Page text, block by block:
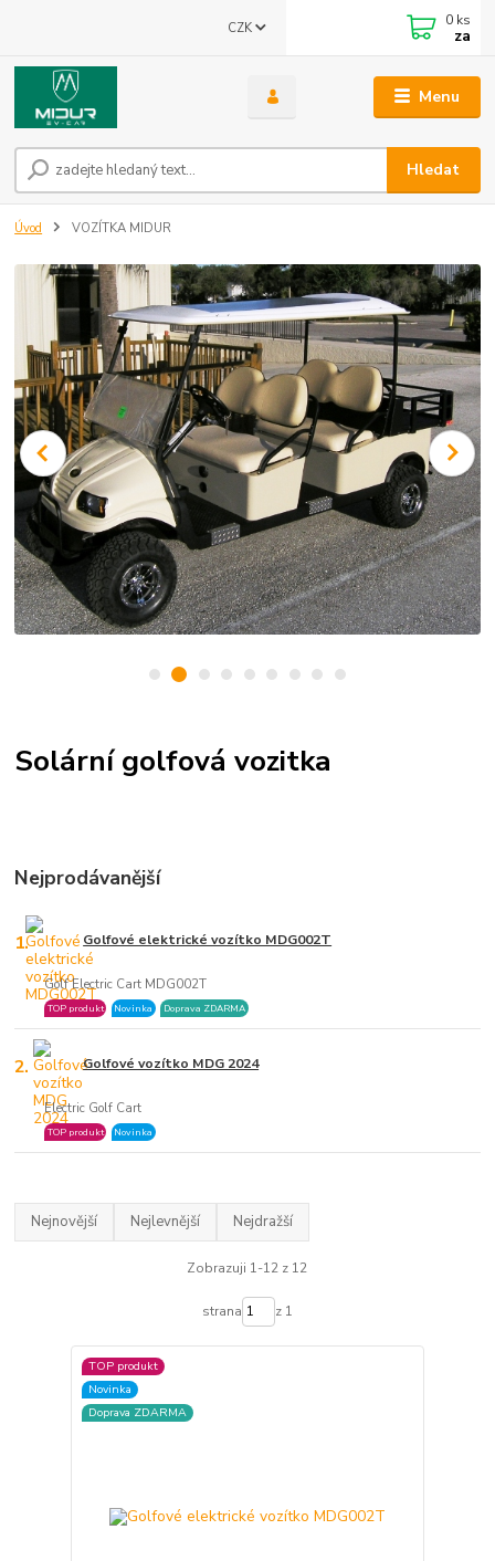
Menu
CZK
Hledat
0 ks
za
Úvod VOZÍTKA MIDUR
Solární golfová vozitka
Nejprodávanější
1. Golfové elektrické vozítko MDG002T
Golf Electric Cart MDG002T
TOP produkt Novinka Doprava ZDARMA
2. Golfové vozítko MDG 2024
Electric Golf Cart
TOP produkt Novinka
Nejnovější Nejlevnější Nejdražší
Zobrazuji 1-12 z 12
strana z 1
TOP produkt
Novinka
Doprava ZDARMA